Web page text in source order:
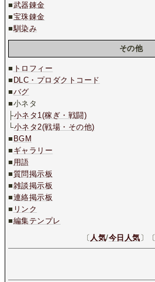
■武器錬金
■宝珠錬金
■馴染み
その他
■ トロフィー
■ DLC・プロダクトコード
■バグ
■小ネタ
├小ネタ1(稼ぎ・戦闘)
└小ネタ2(戦場・その他)
■ BGM
■ ギャラリー
■ 用語
■質問掲示板
■雑談掲示板
■連絡掲示板
■ リンク
■編集テンプレ
〔 人気/今日人気 〕〔